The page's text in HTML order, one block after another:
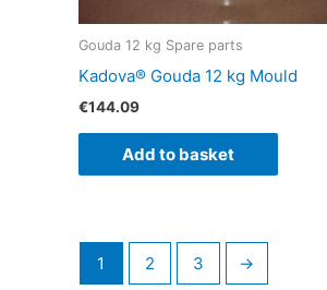
Gouda 12 kg Spare parts
Kadova® Gouda 12 kg Mould
€144.09
Add to basket
1 2 3 →